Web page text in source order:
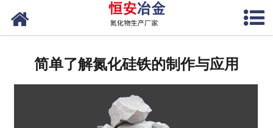
简单了解氮化硅铁的制作与应用